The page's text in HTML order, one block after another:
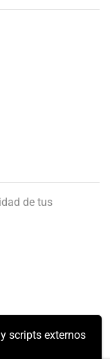
scripts externos
de tus